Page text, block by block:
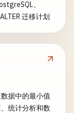
、
迁移计划
据中的最小值
统计分析和数